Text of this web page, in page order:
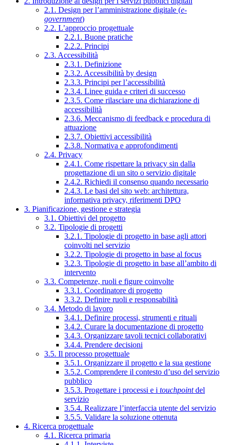
2.1. Design per l’amministrazione digitale (e-
government)
2.2. L’approccio progettuale
2.2.1. Buone pratiche
2.2.2. Principi
2.3. Accessibilità
2.3.1. Definizione
2.3.2. Accessibilità by design
2.3.3. Principi per l’accessibilità
2.3.4. Linee guida e criteri di successo
2.3.5. Come rilasciare una dichiarazione di
accessibilità
2.3.6. Meccanismo di feedback e procedura di
attuazione
2.3.7. Obiettivi accessibilità
2.3.8. Normativa e approfondimenti
2.4. Privacy
2.4.1. Come rispettare la privacy sin dalla
progettazione di un sito o servizio digitale
2.4.2. Richiedi il consenso quando necessario
2.4.3. Le basi del sito web: architettura,
informativa privacy, riferimenti DPO
3. Pianificazione, gestione e strategia
3.1. Obiettivi del progetto
3.2. Tipologie di progetti
3.2.1. Tipologie di progetto in base agli attori
coinvolti nel servizio
3.2.2. Tipologie di progetto in base al focus
3.2.3. Tipologie di progetto in base all’ambito di
intervento
3.3. Competenze, ruoli e figure coinvolte
3.3.1. Coordinatore di progetto
3.3.2. Definire ruoli e responsabilità
3.4. Metodo di lavoro
3.4.1. Definire processi, strumenti e rituali
3.4.2. Curare la documentazione di progetto
3.4.3. Organizzare tavoli tecnici collaborativi
3.4.4. Prendere decisioni
3.5. Il processo progettuale
3.5.1. Organizzare il progetto e la sua gestione
3.5.2. Comprendere il contesto d’uso del servizio
pubblico
3.5.3. Progettare i processi e i touchpointdel
servizio
3.5.4. Realizzare l’interfaccia utente del servizio
3.5.5. Validare la soluzione ottenuta
4. Ricerca progettuale
4.1. Ricerca primaria